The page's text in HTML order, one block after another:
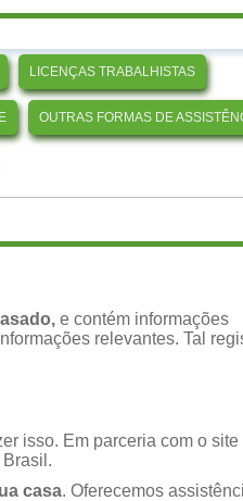
LICENÇAS TRABALHISTAS
OUTRAS FORMAS DE
e contém informações
relevantes. Tal
isso. Em parceria com o site
casa. Oferecemos